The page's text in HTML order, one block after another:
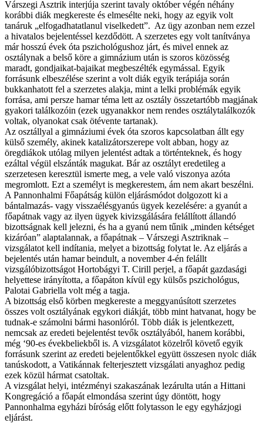
Várszegi Asztrik interjúja szerint tavaly október végén néhány
korábbi diák megkereste és elmesélte neki, hogy az egyik volt
tanáruk „elfogadhatatlanul viselkedett”. Az ügy azonban nem ezzel
a hivatalos bejelentéssel kezdődött. A szerzetes egy volt tanítványa
már hosszú évek óta pszichológushoz járt, és mivel ennek az
osztálynak a belső köre a gimnázium után is szoros közösség
maradt, gondjaikat-bajaikat megbeszélték egymással. Egyik
forrásunk elbeszélése szerint a volt diák egyik terápiája során
bukkanhatott fel a szerzetes alakja, mint a lelki problémák egyik
forrása, ami persze hamar téma lett az osztály összetartóbb magjának
gyakori találkozóin (ezek ugyanakkor nem rendes osztálytalálkozók
voltak, olyanokat csak ötévente tartanak).
Az osztállyal a gimnáziumi évek óta szoros kapcsolatban állt egy
külső személy, akinek katalizátorszerepe volt abban, hogy az
öregdiákok utólag milyen jelentést adtak a történteknek, és hogy
ezáltal végül elszánták magukat. Bár az osztályt eredetileg a
szerzetesen keresztül ismerte meg, a vele való viszonya azóta
megromlott. Ezt a személyt is megkerestem, ám nem akart beszélni.
A Pannonhalmi Főapátság külön eljárásmódot dolgozott ki a
bántalmazás- vagy visszaélésgyanús ügyek kezelésére: a gyanút a
főapátnak vagy az ilyen ügyek kivizsgálására felállított állandó
bizottságnak kell jelezni, és ha a gyanú nem tűnik „minden kétséget
kizáróan” alaptalannak, a főapátnak – Várszegi Asztriknak –
vizsgálatot kell indítania, melyet a bizottság folytat le. Az eljárás a
bejelentés után hamar beindult, a november 4-én felállt
vizsgálóbizottságot Hortobágyi T. Cirill perjel, a főapát gazdasági
helyettese irányította, a főapáton kívül egy külsős pszichológus,
Palotai Gabriella volt még a tagja.
A bizottság első körben megkereste a meggyanúsított szerzetes
összes volt osztályának egykori diákját, több mint hatvanat, hogy be
tudnak-e számolni bármi hasonlóról. Több diák is jelentkezett,
nemcsak az eredeti bejelentést tevők osztályából, hanem korábbi,
még ‘90-es évekbeliekből is. A vizsgálatot közelről követő egyik
forrásunk szerint az eredeti bejelentőkkel együtt összesen nyolc diák
tanúskodott, a Vatikánnak felterjesztett vizsgálati anyaghoz pedig
ezek közül hármat csatoltak.
A vizsgálat helyi, intézményi szakaszának lezárulta után a Hittani
Kongregáció a főapát elmondása szerint úgy döntött, hogy
Pannonhalma egyházi bíróság előtt folytasson le egy egyházjogi
eljárást.